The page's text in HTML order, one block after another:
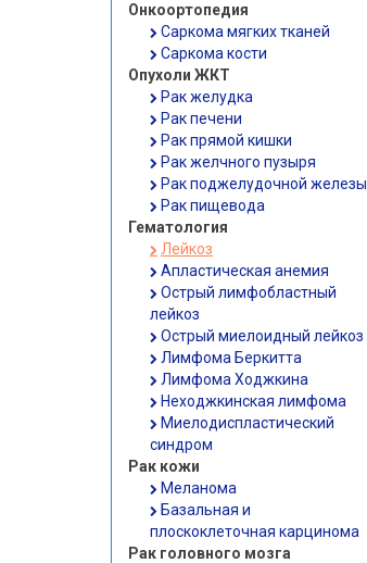
Онкоортопедия
Саркома мягких тканей
Саркома кости
Опухоли ЖКТ
Рак желудка
Рак печени
Рак прямой кишки
Рак желчного пузыря
Рак поджелудочной железы
Рак пищевода
Гематология
Лейкоз
Апластическая анемия
Острый лимфобластный
лейкоз
Острый миелоидный лейкоз
Лимфома Беркитта
Лимфома Ходжкина
Неходжкинская лимфома
Миелодиспластический
синдром
Рак кожи
Меланома
Базальная и
плоскоклеточная карцинома
Рак головного мозга